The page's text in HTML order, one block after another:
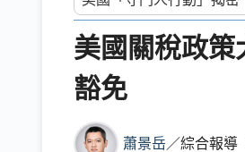
美國關稅政策
豁免
蕭景岳／綜合報導